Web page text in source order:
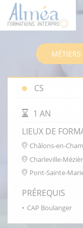
CS
DURÉE DE
1 AN
LIEUX DE
Châlons-en-
Charleville-
Pont-Sainte-
PRÉREQUIS
CAP Boulanger